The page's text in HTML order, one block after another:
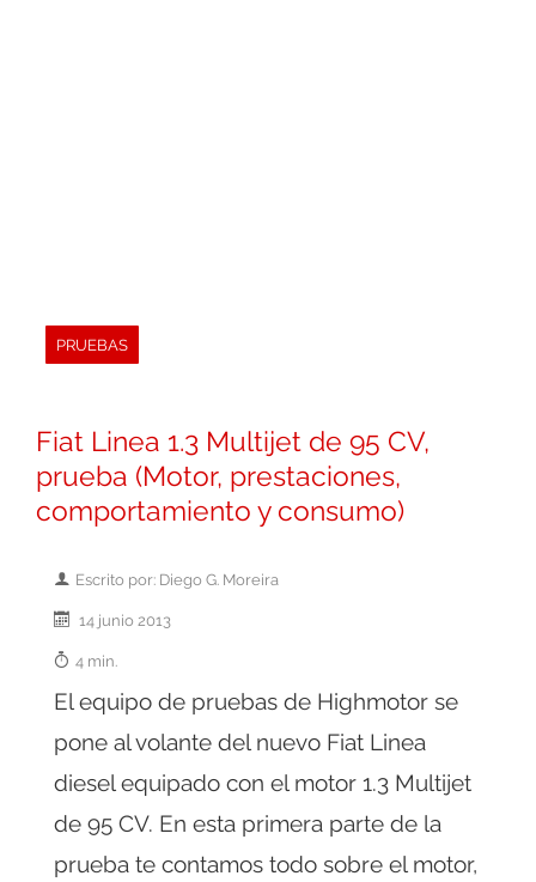
PRUEBAS
Fiat Linea 1.3 Multijet de 95 CV,
prueba (Motor, prestaciones,
comportamiento y consumo)
Escrito por: Diego G. Moreira
14 junio 2013
4 min.
El equipo de pruebas de Highmotor se
pone al volante del nuevo Fiat Linea
diesel equipado con el motor 1.3 Multijet
de 95 CV. En esta primera parte de la
prueba te contamos todo sobre el motor,